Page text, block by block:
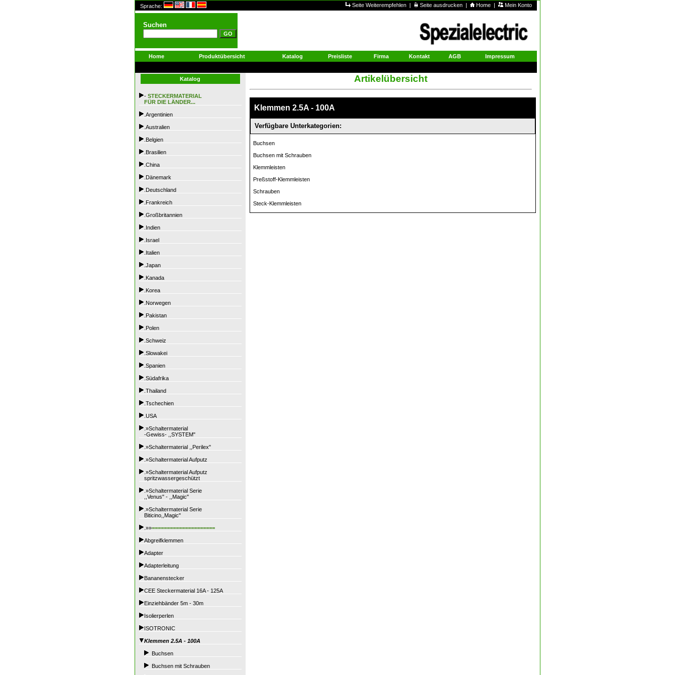
Sprache: Seite Weiterempfehlen | Seite ausdrucken | Home | Mein Konto
Suchen
Home Produktübersicht Katalog Preisliste Firma Kontakt AGB Impressum
Katalog
- STECKERMATERIAL
FÜR DIE LÄNDER...
.Argentinien
.Australien
.Belgien
.Brasilien
.China
.Dänemark
.Deutschland
.Frankreich
.Großbritannien
.Indien
.Israel
.Italien
.Japan
.Kanada
.Korea
.Norwegen
.Pakistan
.Polen
.Schweiz
.Slowakei
.Spanien
.Südafrika
.Thailand
.Tschechien
.USA
.»Schaltermaterial
-Gewiss- ,,SYSTEM"
.»Schaltermaterial ,,Perilex"
.»Schaltermaterial Aufputz
.»Schaltermaterial Aufputz
spritzwassergeschützt
.»Schaltermaterial Serie
,,Venus" - ,,Magic"
.»Schaltermaterial Serie
Biticino,,Magic"
.»»=====================
Abgreifklemmen
Adapter
Adapterleitung
Bananenstecker
CEE Steckermaterial 16A - 125A
Einziehbänder 5m - 30m
Isolierperlen
ISOTRONIC
Klemmen 2.5A - 100A
Buchsen
Buchsen mit Schrauben
Artikelübersicht
Klemmen 2.5A - 100A
Verfügbare Unterkategorien:
Buchsen
Buchsen mit Schrauben
Klemmleisten
Preßstoff-Klemmleisten
Schrauben
Steck-Klemmleisten